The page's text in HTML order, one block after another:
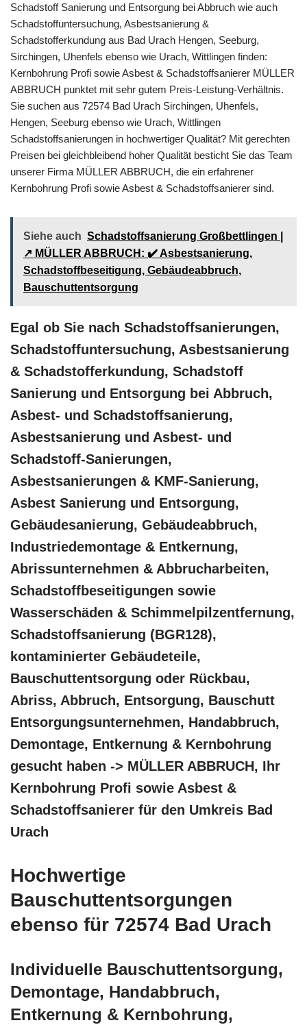
Schadstoff Sanierung und Entsorgung bei Abbruch wie auch
Schadstoffuntersuchung, Asbestsanierung &
Schadstofferkundung aus Bad Urach Hengen, Seeburg,
Sirchingen, Uhenfels ebenso wie Urach, Wittlingen finden:
Kernbohrung Profi sowie Asbest & Schadstoffsanierer MÜLLER
ABBRUCH punktet mit sehr gutem Preis-Leistung-Verhältnis.
Sie suchen aus 72574 Bad Urach Sirchingen, Uhenfels,
Hengen, Seeburg ebenso wie Urach, Wittlingen
Schadstoffsanierungen in hochwertiger Qualität? Mit gerechten
Preisen bei gleichbleibend hoher Qualität besticht Sie das Team
unserer Firma MÜLLER ABBRUCH, die ein erfahrener
Kernbohrung Profi sowie Asbest & Schadstoffsanierer sind.
Siehe auch Schadstoffsanierung Großbettlingen |
↗️ MÜLLER ABBRUCH: ✔️ Asbestsanierung,
Schadstoffbeseitigung, Gebäudeabbruch,
Bauschuttentsorgung
Egal ob Sie nach Schadstoffsanierungen,
Schadstoffuntersuchung, Asbestsanierung
& Schadstofferkundung, Schadstoff
Sanierung und Entsorgung bei Abbruch,
Asbest- und Schadstoffsanierung,
Asbestsanierung und Asbest- und
Schadstoff-Sanierungen,
Asbestsanierungen & KMF-Sanierung,
Asbest Sanierung und Entsorgung,
Gebäudesanierung, Gebäudeabbruch,
Industriedemontage & Entkernung,
Abrissunternehmen & Abbrucharbeiten,
Schadstoffbeseitigungen sowie
Wasserschäden & Schimmelpilzentfernung,
Schadstoffsanierung (BGR128),
kontaminierter Gebäudeteile,
Bauschuttentsorgung oder Rückbau,
Abriss, Abbruch, Entsorgung, Bauschutt
Entsorgungsunternehmen, Handabbruch,
Demontage, Entkernung & Kernbohrung
gesucht haben -> MÜLLER ABBRUCH, Ihr
Kernbohrung Profi sowie Asbest &
Schadstoffsanierer für den Umkreis Bad
Urach
Hochwertige
Bauschuttentsorgungen
ebenso für 72574 Bad Urach
Individuelle Bauschuttentsorgung,
Demontage, Handabbruch,
Entkernung & Kernbohrung,